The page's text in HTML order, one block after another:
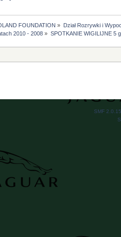
FOUNDATION »
Dział Rozrywki i
2010 - 2008 » SPOTKANIE WIGILIJNE 5
SMF 2.0.15